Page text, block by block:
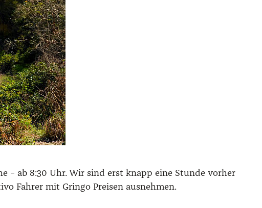
– ab 8:30 Uhr. Wir sind erst knapp eine Stun­de vor­her
Fah­rer mit Grin­go Prei­sen aus­neh­men.